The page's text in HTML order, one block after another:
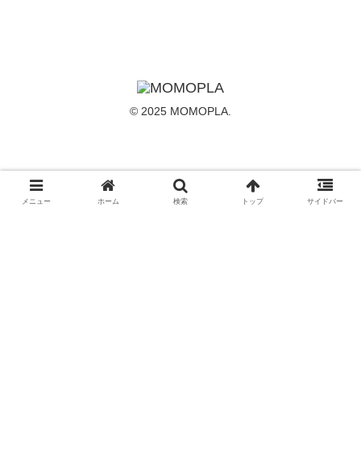
© 2025 MOMOPLA.
メニュー ホーム 検索 トップ サイドバー